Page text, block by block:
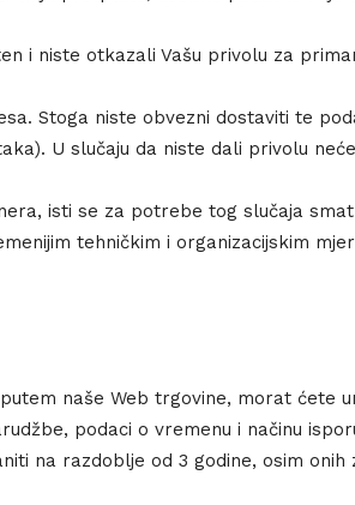
i niste otkazali Vašu privolu za
Stoga niste obvezni dostaviti te
U slučaju da niste dali privolu
isti se za potrebe tog slučaja
tehničkim i organizacijskim
naše Web trgovine, morat ćete
podaci o vremenu i načinu
na razdoblje od 3 godine, osim